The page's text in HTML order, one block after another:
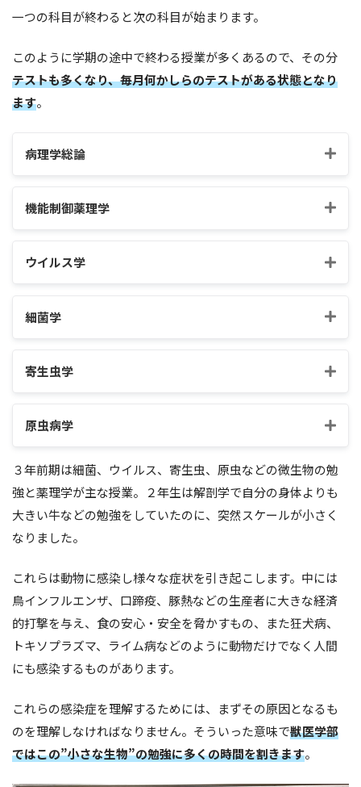
一つの科目が終わると次の科目が始まります。
このように学期の途中で終わる授業が多くあるので、その分
テストも多くなり、毎月何かしらのテストがある状態となり
ます。
病理学総論
機能制御薬理学
ウイルス学
細菌学
寄生虫学
原虫病学
３年前期は細菌、ウイルス、寄生虫、原虫などの微生物の勉
強と薬理学が主な授業。２年生は解剖学で自分の身体よりも
大きい牛などの勉強をしていたのに、突然スケールが小さく
なりました。
これらは動物に感染し様々な症状を引き起こします。中には
鳥インフルエンザ、口蹄疫、豚熱などの生産者に大きな経済
的打撃を与え、食の安心・安全を脅かすもの、また狂犬病、
トキソプラズマ、ライム病などのように動物だけでなく人間
にも感染するものがあります。
これらの感染症を理解するためには、まずその原因となるも
のを理解しなければなりません。そういった意味で獣医学部
ではこの”小さな生物”の勉強に多くの時間を割きます。